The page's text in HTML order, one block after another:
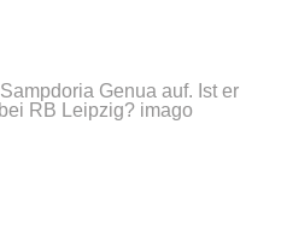
Genua auf. Ist er
RB Leipzig? imago